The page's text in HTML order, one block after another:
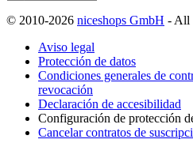
© 2010-2026 niceshops GmbH - All
Aviso legal
Protección de datos
Condiciones generales de
revocación
Declaración de accesibilidad
Configuración de protección
Cancelar contratos de